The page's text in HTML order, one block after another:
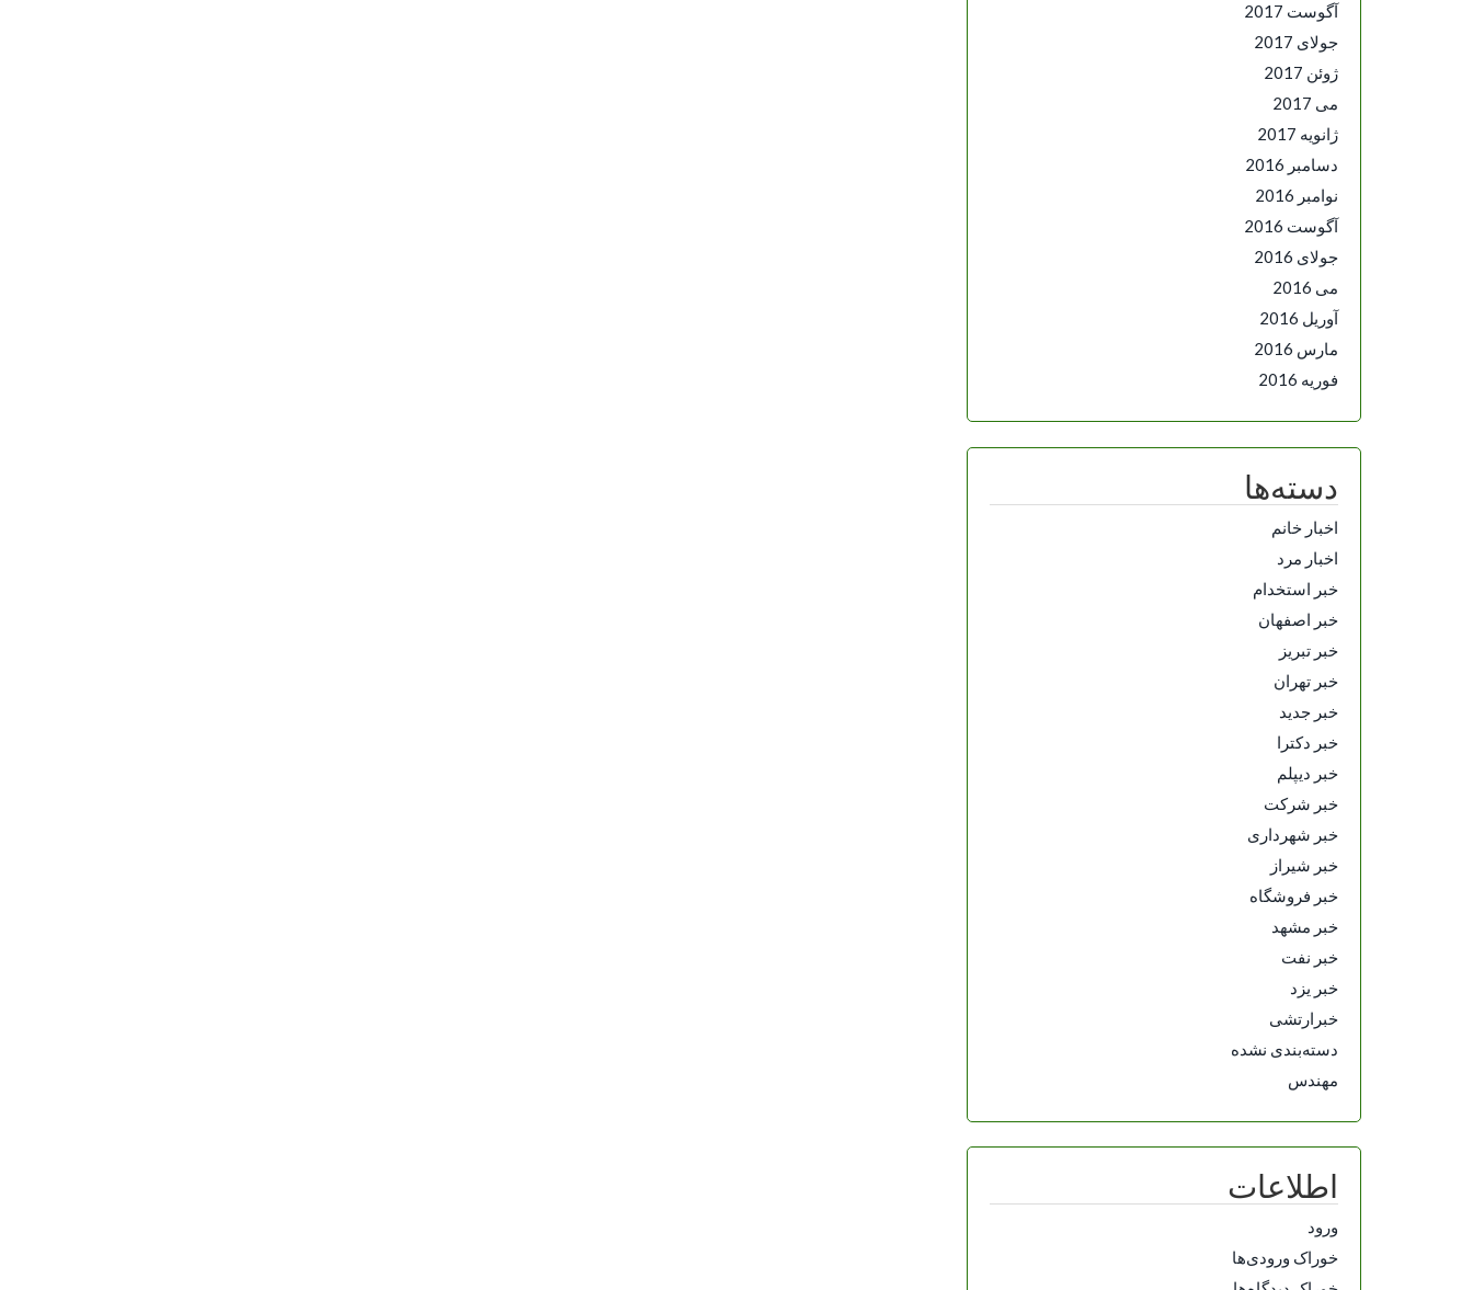
آگوست 2017
جولای 2017
ژوئن 2017
می 2017
ژانویه 2017
دسامبر 2016
نوامبر 2016
آگوست 2016
جولای 2016
می 2016
آوریل 2016
مارس 2016
فوریه 2016
دسته‌ها
اخبار خانم
اخبار مرد
خبر استخدام
خبر اصفهان
خبر تبریز
خبر تهران
خبر جدید
خبر دکترا
خبر دیپلم
خبر شرکت
خبر شهرداری
خبر شیراز
خبر فروشگاه
خبر مشهد
خبر نفت
خبر یزد
خبرارتشی
دسته‌بندی نشده
مهندس
اطلاعات
ورود
خوراک ورودی‌ها